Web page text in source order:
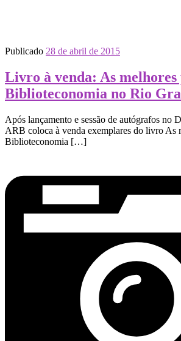
Publicado 28 de abril de 2015
Livro à venda: As melhores
Biblioteconomia no Rio
Após lançamento e sessão de autógrafos no
ARB coloca à venda exemplares do livro As
Biblioteconomia […]